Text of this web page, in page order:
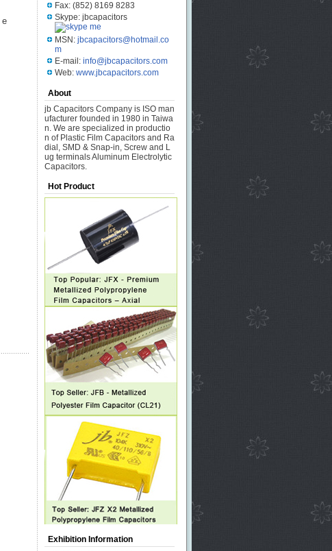
Fax: (852) 8169 8283
Skype: jbcapacitors
MSN: jbcapacitors@hotmail.co
m
E-mail: info@jbcapacitors.com
Web: www.jbcapacitors.com
About
jb Capacitors Company is ISO man
ufacturer founded in 1980 in Taiwa
n. We are specialized in productio
n of Plastic Film Capacitors and Ra
dial, SMD & Snap-in, Screw and L
ug terminals Aluminum Electrolytic
Capacitors.
Hot Product
Exhibition Information